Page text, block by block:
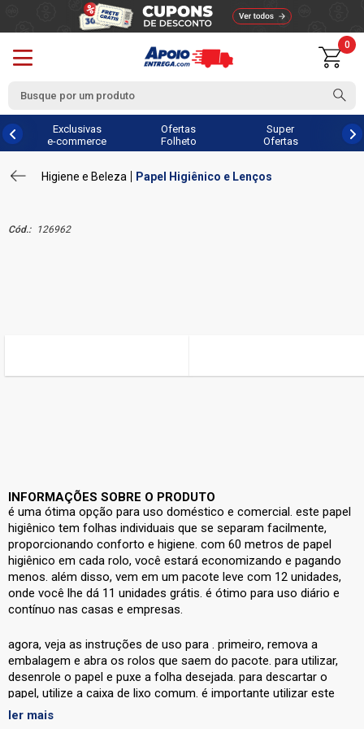
0
Exclusivas
e-commerce
Ofertas
Folheto
Super
Ofertas
Higiene e Beleza Papel Higiênico e Lenços
Cód.: 126962
INFORMAÇÕES SOBRE O PRODUTO
é uma ótima opção para uso doméstico e comercial. este papel
higiênico tem folhas individuais que se separam facilmente,
proporcionando conforto e higiene. com 60 metros de papel
higiênico em cada rolo, você estará economizando e pagando
menos. além disso, vem em um pacote leve com 12 unidades,
onde você lhe dá 11 unidades grátis. é ótimo para uso diário e
contínuo nas casas e empresas.
agora, veja as instruções de uso para . primeiro, remova a
embalagem e abra os rolos que saem do pacote. para utilizar,
desenrole o papel e puxe a folha desejada. para descartar o
papel, utilize a caixa de lixo comum. é importante utilizar este
produto com cuidado, para evitar acidentes e lesões.
ler mais